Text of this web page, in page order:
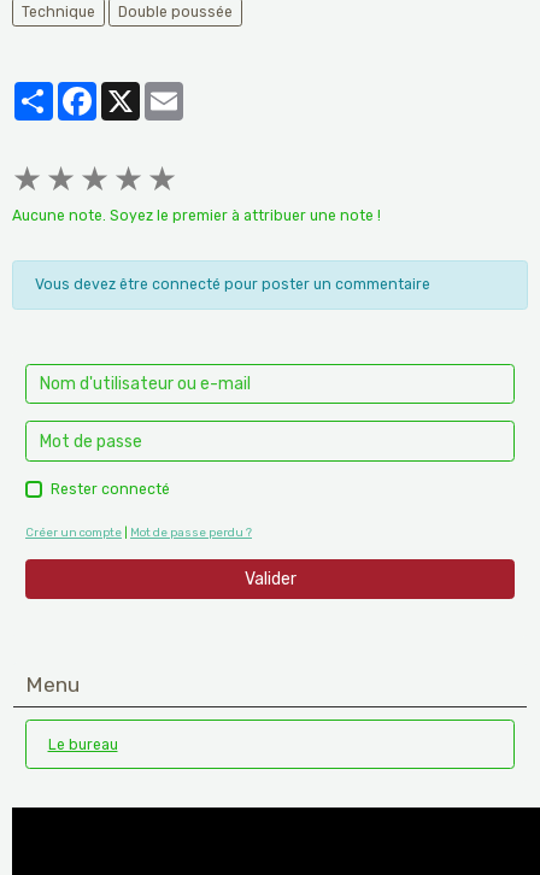
Technique Double poussée
PartagerFacebook
X
★ ★ ★ ★ ★
Aucune note. Soyez le premier à attribuer une note !
Vous devez être connecté pour poster un commentaire
Rester connecté
Créer un compte Mot de passe perdu ?
Valider
Menu
Le bureau